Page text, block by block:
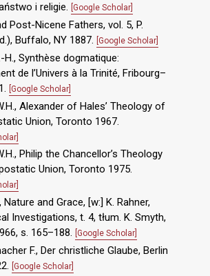
i religie. [Google Scholar]
Post-Nicene Fathers, vol. 5, P.
Buffalo, NY 1887. [Google Scholar]
H., Synthèse dogmatique:
de l’Univers à la Trinité, Fribourg–
[Google Scholar]
Alexander of Hales’ Theology of
Union, Toronto 1967.
Philip the Chancellor’s Theology
Union, Toronto 1975.
Nature and Grace, [w:] K. Rahner,
Investigations, t. 4, tłum. K. Smyth,
s. 165–188. [Google Scholar]
F., Der christliche Glaube, Berlin
[Google Scholar]